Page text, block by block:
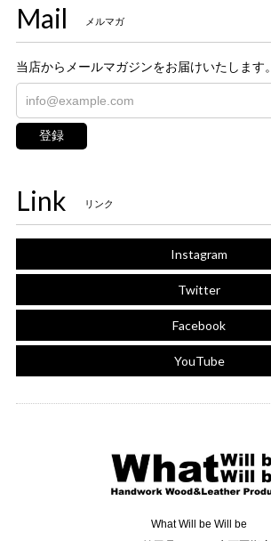
Mail メルマガ
当店からメールマガジンをお届けいたします。
登録
Link リンク
Instagram
Twitter
Facebook
YouTube
What Will be Will be